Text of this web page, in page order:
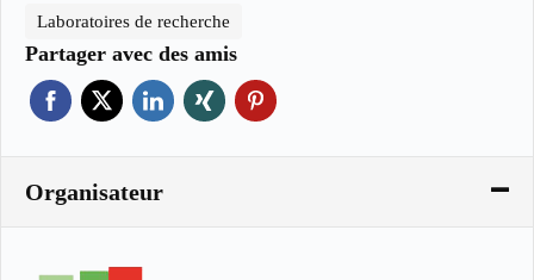
Laboratoires de recherche
Partager avec des amis
Organisateur